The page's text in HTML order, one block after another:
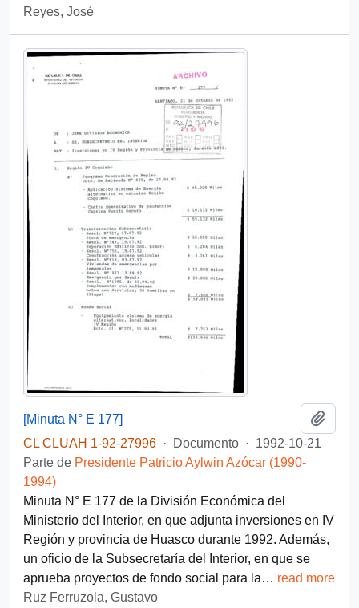
Reyes, José
[Minuta N° E 177]
CL CLUAH 1-92-27996 · Documento · 1992-10-21
Parte de Presidente Patricio Aylwin Azócar (1990-
1994)
Minuta N° E 177 de la División Económica del
Ministerio del Interior, en que adjunta inversiones en IV
Región y provincia de Huasco durante 1992. Además,
un oficio de la Subsecretaría del Interior, en que se
aprueba proyectos de fondo social para la… read more
Ruz Ferruzola, Gustavo